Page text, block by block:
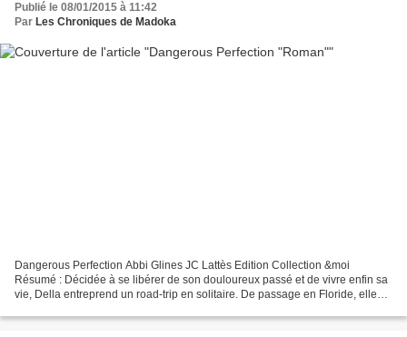
Publié le 08/01/2015 à 11:42
Par Les Chroniques de Madoka
Dangerous Perfection Abbi Glines JC Lattès Edition Collection &moi
Résumé : Décidée à se libérer de son douloureux passé et de vivre enfin sa
vie, Della entreprend un road-trip en solitaire. De passage en Floride, elle